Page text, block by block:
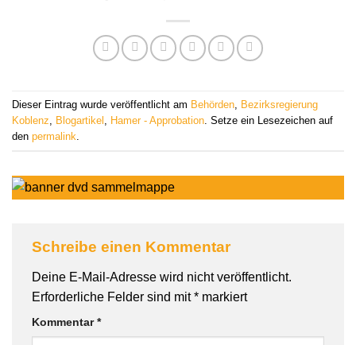
Dieser Eintrag wurde veröffentlicht am Behörden Bezirksregierung
Koblenz
Blogartikel Hamer - Approbation . Setze ein Lesezeichen auf
den permalink
Schreibe einen Kommentar
Deine E-Mail-Adresse wird nicht veröffentlicht.
Erforderliche Felder sind mit* markiert
Kommentar*